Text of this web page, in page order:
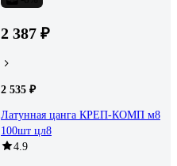
2 387 ₽
2 535 ₽
Латунная цанга КРЕП-КОМП м8
100шт цл8
4.9